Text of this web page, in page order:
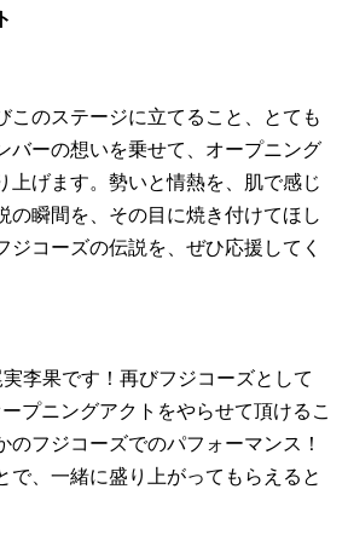
このステージに立てること、とても
バーの想いを乗せて、オープニング
上げます。勢いと情熱を、肌で感じ
の瞬間を、その目に焼き付けてほし
ジコーズの伝説を、ぜひ応援してく
李果です！再びフジコーズとして
プニングアクトをやらせて頂けるこ
のフジコーズでのパフォーマンス！
で、一緒に盛り上がってもらえると